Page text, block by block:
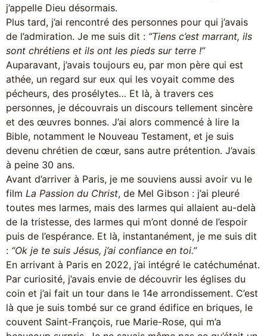
j’appelle Dieu désormais.
Plus tard, j’ai rencontré des personnes pour qui j’avais
de l’admiration. Je me suis dit : “Tiens c’est marrant, ils
sont chrétiens et ils ont les pieds sur terre !”
Auparavant, j’avais toujours eu, par mon père qui est
athée, un regard sur eux qui les voyait comme des
pécheurs, des prosélytes… Et là, à travers ces
personnes, je découvrais un discours tellement sincère
et des œuvres bonnes. J’ai alors commencé à lire la
Bible, notamment le Nouveau Testament, et je suis
devenu chrétien de cœur, sans autre prétention. J’avais
à peine 30 ans.
Avant d’arriver à Paris, je me souviens aussi avoir vu le
film La Passion du Christ, de Mel Gibson : j’ai pleuré
toutes mes larmes, mais des larmes qui allaient au-delà
de la tristesse, des larmes qui m’ont donné de l’espoir
puis de l’espérance. Et là, instantanément, je me suis dit
: “Ok je te suis Jésus, j’ai confiance en toi.”
En arrivant à Paris en 2022, j’ai intégré le catéchuménat.
Par curiosité, j’avais envie de découvrir les églises du
coin et j’ai fait un tour dans le 14e arrondissement. C’est
là que je suis tombé sur ce grand édifice en briques, le
couvent Saint-François, rue Marie-Rose, qui m’a